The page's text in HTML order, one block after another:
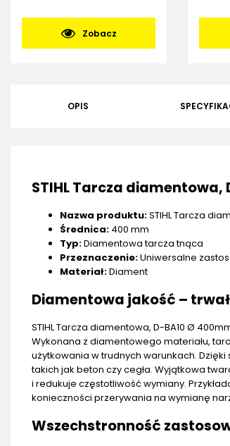
Zobacz
OPIS
STIHL Tarcza diamentowa,
Nazwa produktu:STIHL Tarcza
Średnica: 400 mm
Typ:Diamentowa tarcza tnąca
Przeznaczenie:Uniwersalne
Materiał:Diament
Diamentowa jakość –
STIHL Tarcza diamentowa, D-BA10 Ø
Wykonana z diamentowego materiału,
użytkowania w trudnych warunkach.
takich jak beton czy cegła. Wyjątkowa
i redukuje częstotliwość wymiany.
konieczności przerywania na wymianę
Wszechstronność